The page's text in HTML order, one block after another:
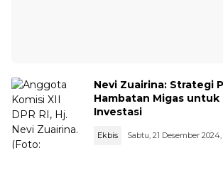
Nevi Zuairina: Strategi
Hambatan Migas
Investasi
Ekbis Sabtu, 21 Desember 2024,